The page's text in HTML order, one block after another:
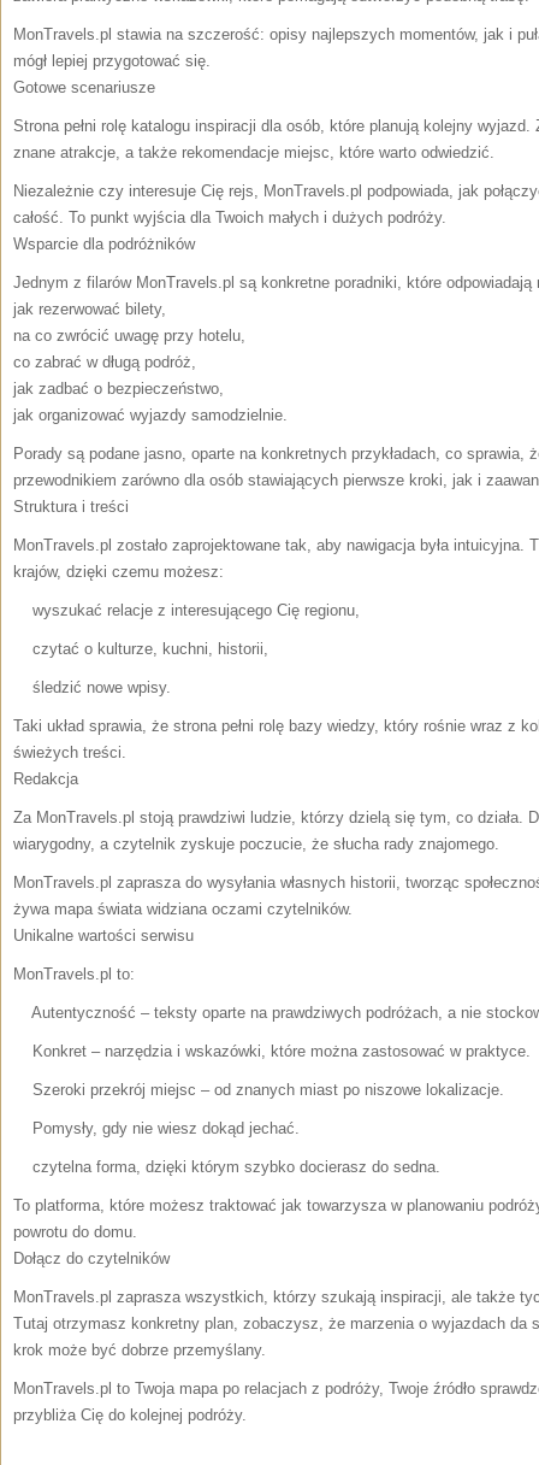
MonTravels.pl stawia na szczerość: opisy najlepszych momentów, jak i
mógł lepiej przygotować się.
Gotowe scenariusze
Strona pełni rolę katalogu inspiracji dla osób, które planują kolejny
znane atrakcje, a także rekomendacje miejsc, które warto odwiedzić.
Niezależnie czy interesuje Cię rejs, MonTravels.pl podpowiada, jak
całość. To punkt wyjścia dla Twoich małych i dużych podróży.
Wsparcie dla podróżników
Jednym z filarów MonTravels.pl są konkretne poradniki, które odpowiadają
jak rezerwować bilety,
na co zwrócić uwagę przy hotelu,
co zabrać w długą podróż,
jak zadbać o bezpieczeństwo,
jak organizować wyjazdy samodzielnie.
Porady są podane jasno, oparte na konkretnych przykładach, co sprawia,
przewodnikiem zarówno dla osób stawiających pierwsze kroki, jak i
Struktura i treści
MonTravels.pl zostało zaprojektowane tak, aby nawigacja była intuicyjna.
krajów, dzięki czemu możesz:
wyszukać relacje z interesującego Cię regionu,
czytać o kulturze, kuchni, historii,
śledzić nowe wpisy.
Taki układ sprawia, że strona pełni rolę bazy wiedzy, który rośnie wraz z
świeżych treści.
Redakcja
Za MonTravels.pl stoją prawdziwi ludzie, którzy dzielą się tym, co działa.
wiarygodny, a czytelnik zyskuje poczucie, że słucha rady znajomego.
MonTravels.pl zaprasza do wysyłania własnych historii, tworząc
żywa mapa świata widziana oczami czytelników.
Unikalne wartości serwisu
MonTravels.pl to:
Autentyczność – teksty oparte na prawdziwych podróżach, a nie
Konkret – narzędzia i wskazówki, które można zastosować w praktyce.
Szeroki przekrój miejsc – od znanych miast po niszowe lokalizacje.
Pomysły, gdy nie wiesz dokąd jechać.
czytelna forma, dzięki którym szybko docierasz do sedna.
To platforma, które możesz traktować jak towarzysza w planowaniu
powrotu do domu.
Dołącz do czytelników
MonTravels.pl zaprasza wszystkich, którzy szukają inspiracji, ale także
Tutaj otrzymasz konkretny plan, zobaczysz, że marzenia o wyjazdach da
krok może być dobrze przemyślany.
MonTravels.pl to Twoja mapa po relacjach z podróży, Twoje źródło
przybliża Cię do kolejnej podróży.